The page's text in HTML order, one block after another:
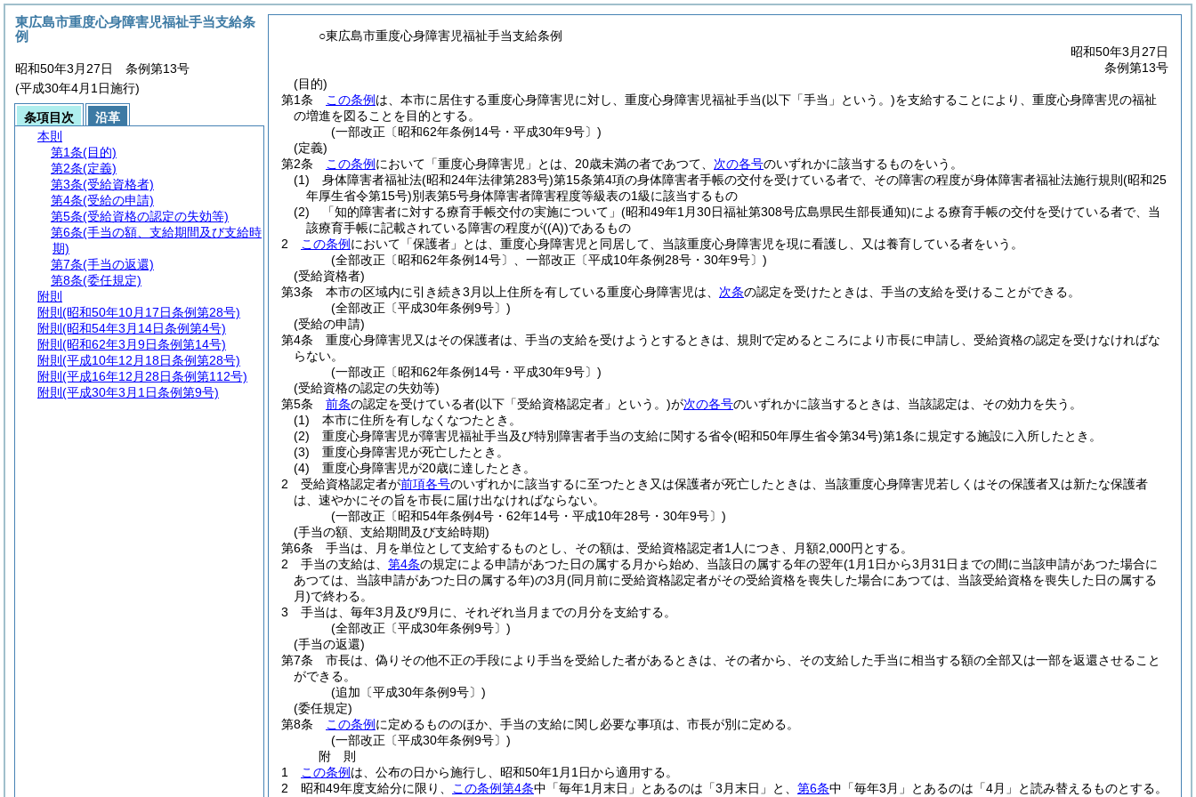
○東広島市重度心身障害児福祉手当支給条例
昭和50年3月27日
条例第13号
(目的)
第1条
この条例 は、本市に居住する重度心身障害児に対し、重度心身障害児福祉手当(以下「手当」という。)を支給することにより、重度心身障害児の福祉
の増進を図ることを目的とする。
(一部改正〔昭和62年条例14号・平成30年9号〕)
(定義)
第2条
この条例 において「重度心身障害児」とは、20歳未満の者であつて、 次の各号のいずれかに該当するものをいう。
(1)
身体障害者福祉法(昭和24年法律第283号)第15条第4項の身体障害者手帳の交付を受けている者で、その障害の程度が身体障害者福祉法施行規則 (昭和25
年厚生省令第15号)別表第5号身体障害者障害程度等級表の1級に該当するもの
(2)
「知的障害者に対する療育手帳交付の実施について」 (昭和49年1月30日福祉第308号広島県民生部長通知)による療育手帳の交付を受けている者で、当
該療育手帳に記載されている障害の程度が((A))であるもの
2
この条例 において「保護者」とは、重度心身障害児と同居して、当該重度心身障害児を現に看護し、又は養育している者をいう。
(全部改正〔昭和62年条例14号〕、一部改正〔平成10年条例28号・30年9号〕)
(受給資格者)
第3条
本市の区域内に引き続き3月以上住所を有している重度心身障害児は、 次条の認定を受けたときは、手当の支給を受けることができる。
(全部改正〔平成30年条例9号〕)
(受給の申請)
第4条
重度心身障害児又はその保護者は、手当の支給を受けようとするときは、規則で定めるところにより市長に申請し、受給資格の認定を受けなければな
らない。
(一部改正〔昭和62年条例14号・平成30年9号〕)
(受給資格の認定の失効等)
第5条
前条の認定を受けている者(以下「受給資格認定者」という。)が次の各号のいずれかに該当するときは、当該認定は、その効力を失う。
(1)
本市に住所を有しなくなつたとき。
(2)
重度心身障害児が障害児福祉手当及び特別障害者手当の支給に関する省令(昭和50年厚生省令第34号)第1条に規定する施設に入所したとき。
(3)
重度心身障害児が死亡したとき。
(4)
重度心身障害児が20歳に達したとき。
2
受給資格認定者が前項各号のいずれかに該当するに至つたとき又は保護者が死亡したときは、当該重度心身障害児若しくはその保護者又は新たな保護者
は、速やかにその旨を市長に届け出なければならない。
(一部改正〔昭和54年条例4号・62年14号・平成10年28号・30年9号〕)
(手当の額、支給期間及び支給時期)
第6条
手当は、月を単位として支給するものとし、その額は、受給資格認定者1人につき、月額2,000円とする。
2
手当の支給は、 第4条の規定による申請があつた日の属する月から始め、当該日の属する年の翌年(1月1日から3月31日までの間に当該申請があつた場合に
あつては、当該申請があつた日の属する年)の3月(同月前に受給資格認定者がその受給資格を喪失した場合にあつては、当該受給資格を喪失した日の属する
月)で終わる。
3
手当は、毎年3月及び9月に、それぞれ当月までの月分を支給する。
(全部改正〔平成30年条例9号〕)
(手当の返還)
第7条
市長は、偽りその他不正の手段により手当を受給した者があるときは、その者から、その支給した手当に相当する額の全部又は一部を返還させること
ができる。
(追加〔平成30年条例9号〕)
(委任規定)
第8条
この条例 に定めるもののほか、手当の支給に関し必要な事項は、市長が別に定める。
(一部改正〔平成30年条例9号〕)
附 則
1
この条例 は、公布の日から施行し、昭和50年1月1日から適用する。
2
昭和49年度支給分に限り、 この条例第4条中「毎年1月末日」とあるのは「3月末日」と、 第6条中「毎年3月」とあるのは「4月」と読み替えるものとする。
東広島市重度心身障害児福祉手当支給条
例
昭和50年3月27日 条例第13号
(平成30年4月1日施行)
条項目次
沿革
本則
第1条(目的)
第2条(定義)
第3条(受給資格者)
第4条(受給の申請)
第5条(受給資格の認定の失効等)
第6条(手当の額、支給期間及び支給時
期)
第7条(手当の返還)
第8条(委任規定)
附則
附則 (昭和50年10月17日条例第28号)
附則 (昭和54年3月14日条例第4号)
附則 (昭和62年3月9日条例第14号)
附則 (平成10年12月18日条例第28号)
附則 (平成16年12月28日条例第112号)
附則 (平成30年3月1日条例第9号)